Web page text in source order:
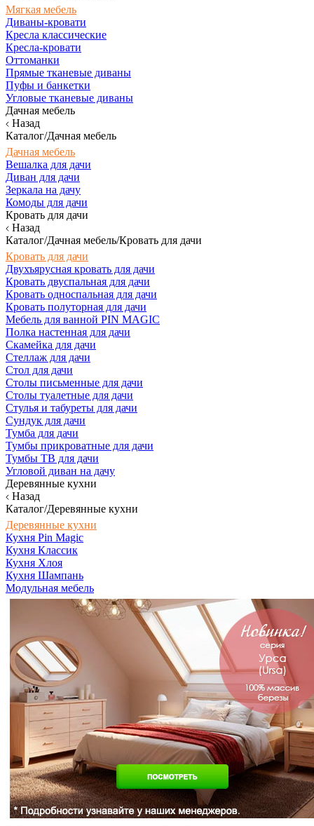
Мягкая мебель
Диваны-кровати
Кресла классические
Кресла-кровати
Оттоманки
Прямые тканевые диваны
Пуфы и банкетки
Угловые тканевые диваны
Дачная мебель
Назад
Каталог/Дачная мебель
Дачная мебель
Вешалка для дачи
Диван для дачи
Зеркала на дачу
Комоды для дачи
Кровать для дачи
Назад
Каталог/Дачная мебель/Кровать для дачи
Кровать для дачи
Двухъярусная кровать для дачи
Кровать двуспальная для дачи
Кровать односпальная для дачи
Кровать полуторная для дачи
Мебель для ванной PIN MAGIC
Полка настенная для дачи
Скамейка для дачи
Стеллаж для дачи
Стол для дачи
Столы письменные для дачи
Столы туалетные для дачи
Стулья и табуреты для дачи
Сундук для дачи
Тумба для дачи
Тумбы прикроватные для дачи
Тумбы ТВ для дачи
Угловой диван на дачу
Деревянные кухни
Назад
Каталог/Деревянные кухни
Деревянные кухни
Кухня Pin Magic
Кухня Классик
Кухня Хлоя
Кухня Шампань
Модульная мебель